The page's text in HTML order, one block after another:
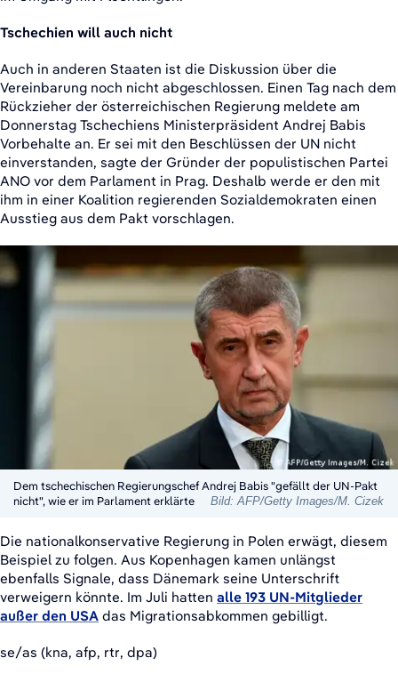
Tschechien will auch nicht
Auch in anderen Staaten ist die Diskussion über die
Vereinbarung noch nicht abgeschlossen. Einen Tag nach dem
Rückzieher der österreichischen Regierung meldete am
Donnerstag Tschechiens Ministerpräsident Andrej Babis
Vorbehalte an. Er sei mit den Beschlüssen der UN nicht
einverstanden, sagte der Gründer der populistischen Partei
ANO vor dem Parlament in Prag. Deshalb werde er den mit
ihm in einer Koalition regierenden Sozialdemokraten einen
Ausstieg aus dem Pakt vorschlagen.
Dem tschechischen Regierungschef Andrej Babis "gefällt der UN-Pakt
nicht", wie er im Parlament erklärte
Bild: AFP/Getty Images/M. Cizek
Die nationalkonservative Regierung in Polen erwägt, diesem
Beispiel zu folgen. Aus Kopenhagen kamen unlängst
ebenfalls Signale, dass Dänemark seine Unterschrift
verweigern könnte. Im Juli hatten alle 193 UN-Mitglieder
außer den USA das Migrationsabkommen gebilligt.
se/as (kna, afp, rtr, dpa)